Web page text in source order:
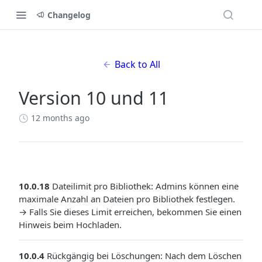
Changelog
Back to All
Version 10 und 11
12 months ago
10.0.18 Dateilimit pro Bibliothek: Admins können eine
maximale Anzahl an Dateien pro Bibliothek festlegen.
→ Falls Sie dieses Limit erreichen, bekommen Sie einen
Hinweis beim Hochladen.
10.0.4 Rückgängig bei Löschungen: Nach dem Löschen